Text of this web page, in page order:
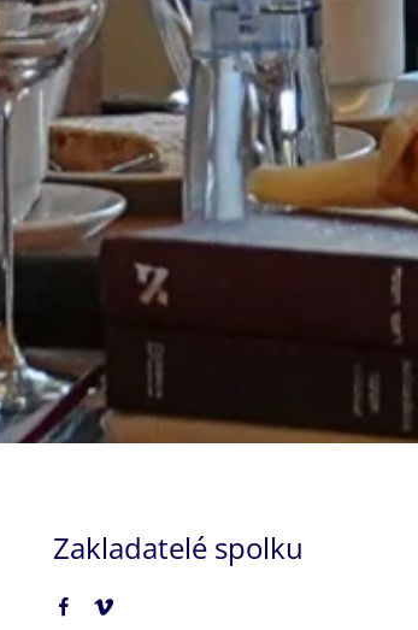
Zakladatelé spolku